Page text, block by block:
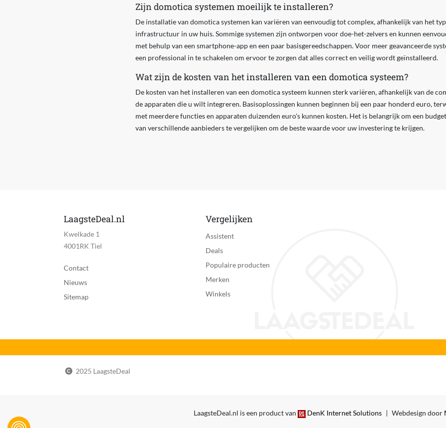
Zijn domotica systemen moeilijk te installeren?
De installatie van domotica systemen kan variëren van eenvoudig tot complex, afhankelijk van het
infrastructuur in uw huis. Sommige systemen zijn ontworpen voor doe-het-zelvers en kunnen
met behulp van een smartphone-app en een paar basisgereedschappen. Voor meer geavanceerde
een professional in te schakelen om ervoor te zorgen dat alles correct en veilig wordt geïnstalleerd.
Wat zijn de kosten van het installeren van een domotica systeem?
De kosten van het installeren van een domotica systeem kunnen sterk variëren, afhankelijk van de
de apparaten die u wilt integreren. Basisoplossingen kunnen beginnen bij een paar honderd euro,
met meerdere functies en apparaten duizenden euro's kunnen kosten. Het is belangrijk om een
van verschillende aanbieders te vergelijken om de beste waarde voor uw investering te krijgen.
LaagsteDeal.nl
Kwelkade 1
4001RK Tiel
Contact
Nieuws
Sitemap
Vergelijken
Assistent
Deals
Populaire producten
Merken
Winkels
2025 LaagsteDeal
LaagsteDeal.nl is een product van DenK Internet Solutions Webdesign door